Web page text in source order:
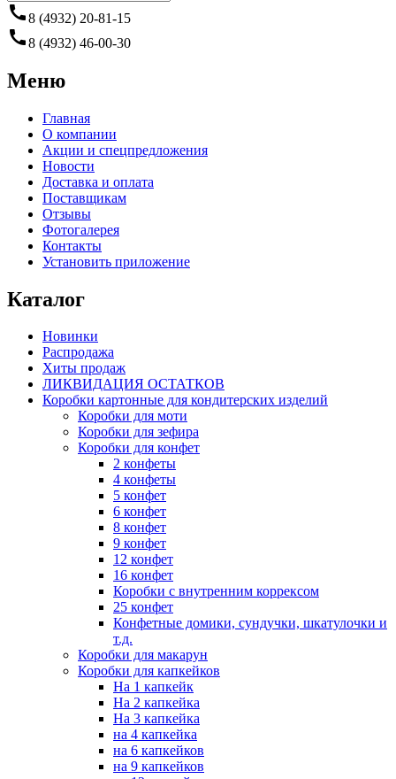
call8 (4932) 20-81-15
call8 (4932) 46-00-30
Меню
Главная
О компании
Акции и спецпредложения
Новости
Доставка и оплата
Поставщикам
Отзывы
Фотогалерея
Контакты
Установить приложение
Каталог
Новинки
Распродажа
Хиты продаж
ЛИКВИДАЦИЯ ОСТАТКОВ
Коробки картонные для кондитерских изделий
Коробки для моти
Коробки для зефира
Коробки для конфет
2 конфеты
4 конфеты
5 конфет
6 конфет
8 конфет
9 конфет
12 конфет
16 конфет
Коробки с внутренним коррексом
25 конфет
Конфетные домики, сундучки, шкатулочки и
т.д.
Коробки для макарун
Коробки для капкейков
На 1 капкейк
На 2 капкейка
На 3 капкейка
на 4 капкейка
на 6 капкейков
на 9 капкейков